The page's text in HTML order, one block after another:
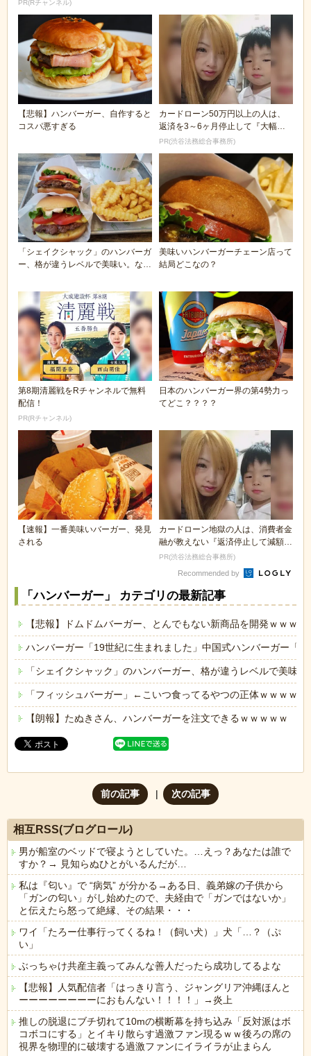
PR(Rチャンネル)
【悲報】ハンバーガー、自作すると
コスパ悪すぎる
カードローン50万円以上の人は、
返済を3～6ヶ月停止して『大幅に
減額してから返済...
PR(渋谷法務総合事務所)
「シェイクシャック」のハンバーガ
ー、格が違うレベルで美味い。なん
美味いハンバーガーチェーン店って
結局どこなの？
第8期清麗戦をRチャンネルで無料
配信！
PR(Rチャンネル)
日本のハンバーガー界の第4勢力っ
てどこ？？？？
【速報】一番美味いバーガー、発見
される
カードローン地獄の人は、消費者金
融が教えない『返済停止して減額・
免除する方法』で...
PR(渋谷法務総合事務所)
Recommended by
「ハンバーガー」 カテゴリの最新記事
【悲報】ドムドムバーガー、とんでもない新商品を開発ｗｗｗｗ
ハンバーガー「19世紀に生まれました」中国式ハンバーガー「8
「シェイクシャック」のハンバーガー、格が違うレベルで美味
「フィッシュバーガー」←こいつ食ってるやつの正体ｗｗｗｗｗ
【朗報】たぬきさん、ハンバーガーを注文できるｗｗｗｗｗ
前の記事 次の記事
相互RSS(ブログロール)
男が船室のベッドで寝ようとしていた。…えっ？あなたは誰で
すか？→ 見知らぬひとがいるんだが…
私は『匂い』で “病気” が分かる→ある日、義弟嫁の子供から
「ガンの匂い」がし始めたので、夫経由で「ガンではないか」
と伝えたら怒って絶縁、その結果・・・
ワイ「たろー仕事行ってくるね！（飼い犬）」犬「…？（ぷ
い」
ぶっちゃけ共産主義ってみんな善人だったら成功してるよな
【悲報】人気配信者「はっきり言う、ジャングリア沖縄ほんと
ーーーーーーーーにおもんない！！！！」→炎上
推しの脱退にブチ切れて10mの横断幕を持ち込み「反対派はボ
コボコにする」とイキり散らす過激ファン現るｗｗ後ろの席の
視界を物理的に破壊する過激ファンにイライラが止まらん